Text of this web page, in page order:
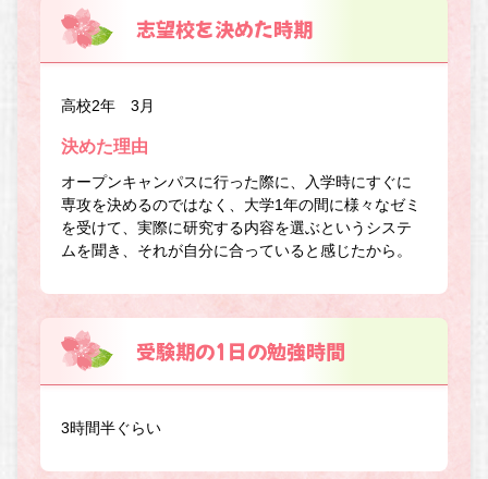
志望校を決めた時期
高校2年 3月
決めた理由
オープンキャンパスに行った際に、入学時にすぐに
専攻を決めるのではなく、大学1年の間に様々なゼミ
を受けて、実際に研究する内容を選ぶというシステ
ムを聞き、それが自分に合っていると感じたから。
受験期の1日の勉強時間
3時間半ぐらい